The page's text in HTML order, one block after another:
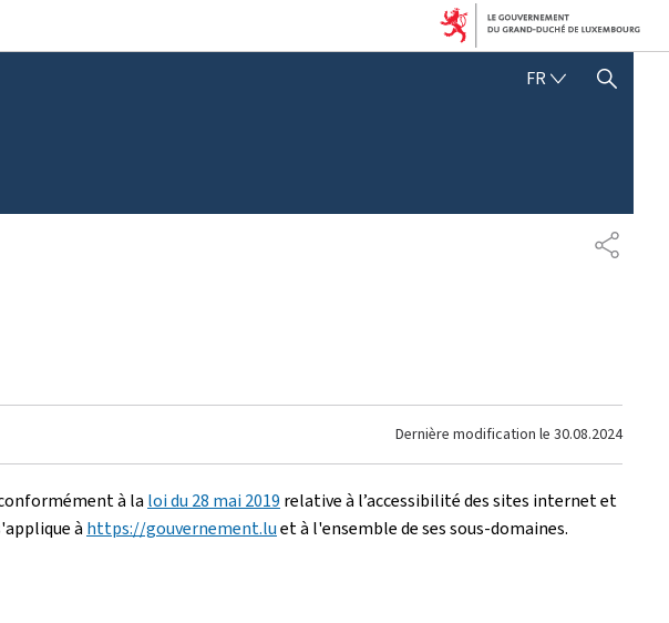
FRFRANÇAIS
AFFICHER / MASQUER
Dernière modification le 30.08.2024
à la loi du 28 mai 2019 relative à l’accessibilité des sites internet et
à https://gouvernement.luet à l'ensemble de ses sous-domaines.